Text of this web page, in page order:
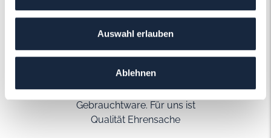
Auswahl erlauben
Ablehnen
Wir brüsten uns mit einer
Qualitätskontrolle bei Kauf
von Neu- und
Gebrauchtware. Für uns ist
Qualität Ehrensache